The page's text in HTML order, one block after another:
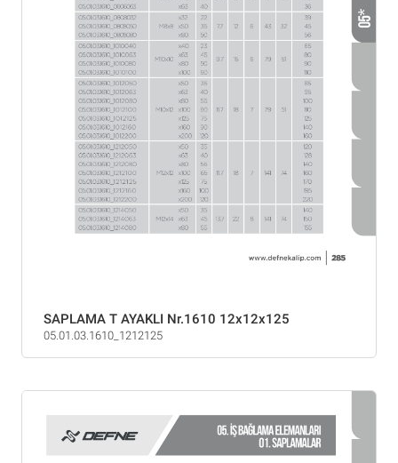
SAPLAMA T AYAKLI Nr.1610 12x12x125
05.01.03.1610_1212125